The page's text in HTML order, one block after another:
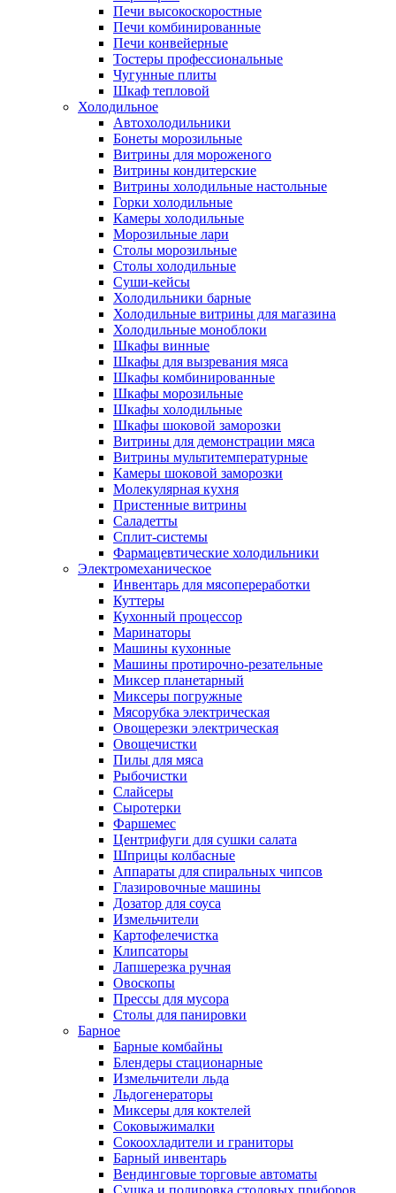
Печи высокоскоростные
Печи комбинированные
Печи конвейерные
Тостеры профессиональные
Чугунные плиты
Шкаф тепловой
Холодильное
Автохолодильники
Бонеты морозильные
Витрины для мороженого
Витрины кондитерские
Витрины холодильные настольные
Горки холодильные
Камеры холодильные
Морозильные лари
Столы морозильные
Столы холодильные
Суши-кейсы
Холодильники барные
Холодильные витрины для магазина
Холодильные моноблоки
Шкафы винные
Шкафы для вызревания мяса
Шкафы комбинированные
Шкафы морозильные
Шкафы холодильные
Шкафы шоковой заморозки
Витрины для демонстрации мяса
Витрины мультитемпературные
Камеры шоковой заморозки
Молекулярная кухня
Пристенные витрины
Саладетты
Сплит-системы
Фармацевтические холодильники
Электромеханическое
Инвентарь для мясопереработки
Куттеры
Кухонный процессор
Маринаторы
Машины кухонные
Машины протирочно-резательные
Миксер планетарный
Миксеры погружные
Мясорубка электрическая
Овощерезки электрическая
Овощечистки
Пилы для мяса
Рыбочистки
Слайсеры
Сыротерки
Фаршемес
Центрифуги для сушки салата
Шприцы колбасные
Аппараты для спиральных чипсов
Глазировочные машины
Дозатор для соуса
Измельчители
Картофелечистка
Клипсаторы
Лапшерезка ручная
Овоскопы
Прессы для мусора
Столы для панировки
Барное
Барные комбайны
Блендеры стационарные
Измельчители льда
Льдогенераторы
Миксеры для коктелей
Соковыжималки
Сокоохладители и граниторы
Барный инвентарь
Вендинговые торговые автоматы
Сушка и полировка столовых приборов